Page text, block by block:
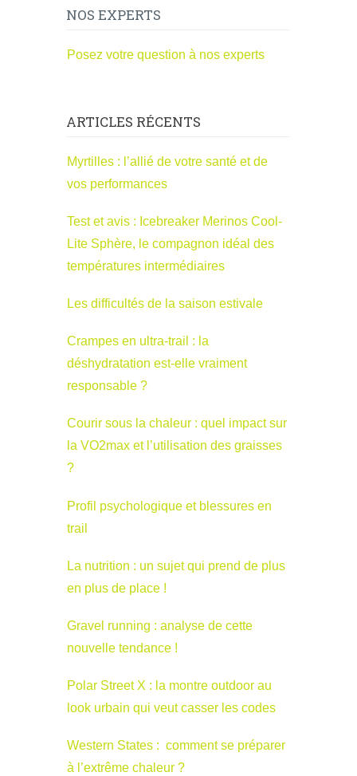
NOS EXPERTS
Posez votre question à nos experts
ARTICLES RÉCENTS
Myrtilles : l’allié de votre santé et de
vos performances
Test et avis : Icebreaker Merinos Cool-
Lite Sphère, le compagnon idéal des
températures intermédiaires
Les difficultés de la saison estivale
Crampes en ultra-trail : la
déshydratation est-elle vraiment
responsable ?
Courir sous la chaleur : quel impact sur
la VO2max et l’utilisation des graisses
?
Profil psychologique et blessures en
trail
La nutrition : un sujet qui prend de plus
en plus de place !
Gravel running : analyse de cette
nouvelle tendance !
Polar Street X : la montre outdoor au
look urbain qui veut casser les codes
Western States : comment se préparer
à l’extrême chaleur ?